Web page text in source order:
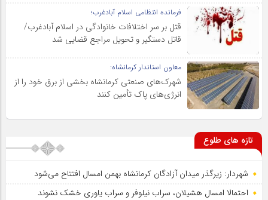
فرمانده انتظامی اسلام آبادغرب؛
قتل بر سر اختلافات خانوادگی در اسلام آبادغرب/
قاتل دستگیر و تحویل مراجع قضایی شد
معاون استاندار کرمانشاه:
شهرک‌های صنعتی کرمانشاه بخشی از برق خود را از
انرژی‌های پاک تأمین کنند
تازه های طلوع
شهردار: زیرگذر میدان آزادگان کرمانشاه بهمن امسال افتتاح می‌شود
احتمالا امسال هشیلان، سراب نیلوفر و سراب یاوری خشک نشوند